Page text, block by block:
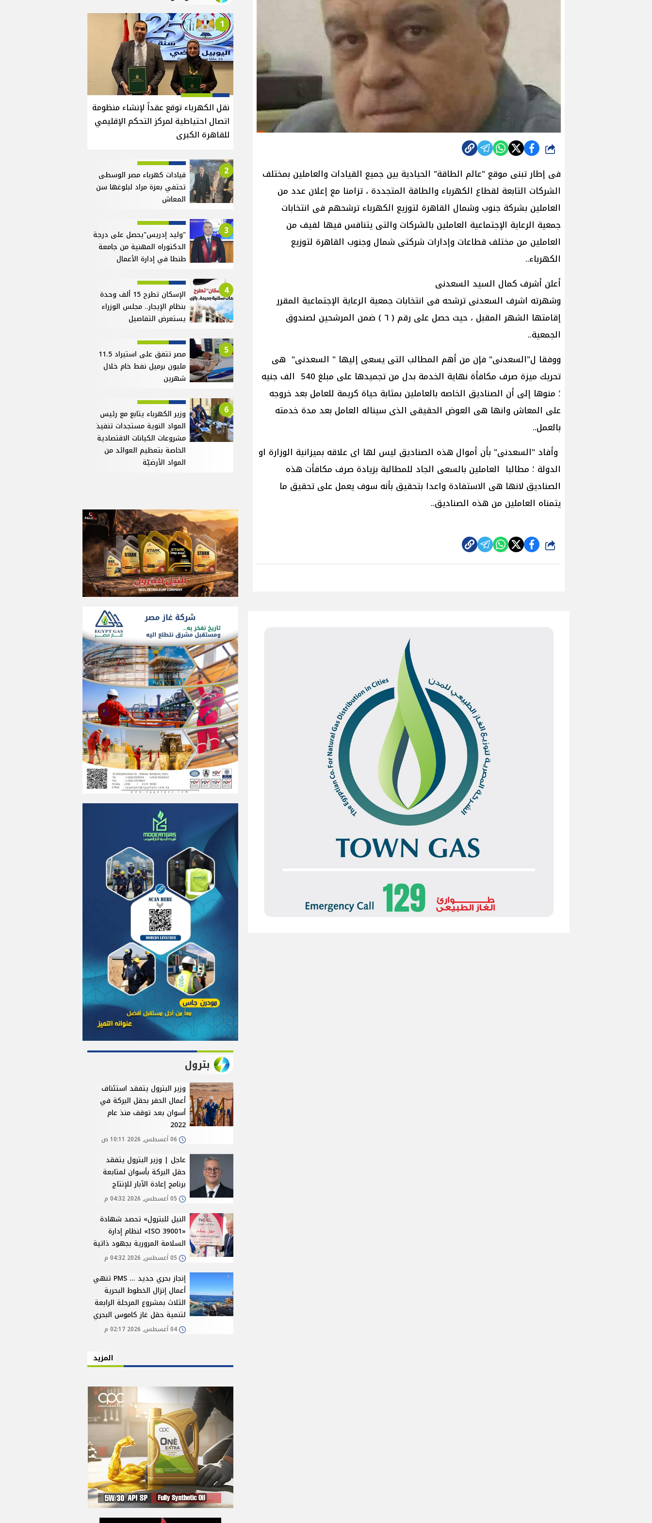
شارك
فى إطار تبنى موقع "عالم الطاقة" الحيادية بين جميع القيادات والعاملين بمختلف
الشركات التابعة لقطاع الكهرباء والطاقة المتجددة ، تزامنا مع إعلان عدد من
العاملين بشركة جنوب وشمال القاهرة لتوزيع الكهرباء ترشحهم فى انتخابات
جمعية الرعاية الإجتماعية العاملين بالشركات والتى يتنافس فيها لفيف من
العاملين من مختلف قطاعات وإدارات شركتى شمال وجنوب القاهرة لتوزيع
الكهرباء..
أعلن أشرف كمال السيد السعدنى
وشهرته اشرف السعدنى ترشحه فى انتخابات جمعية الرعاية الإجتماعية المقرر
إقامتها الشهر المقبل ، حيث حصل على رقم ( ٦ ) ضمن المرشحين لصندوق
الجمعية..
ووفقا ل"السعدنى" فإن من أهم المطالب التى يسعى إليها " السعدنى" هى
تحريك ميزة صرف مكافأة نهاية الخدمة بدل من تجميدها على مبلغ 540 الف جنيه
؛ منوها إلى أن الصناديق الخاصه بالعاملين بمثابة حياة كريمة للعامل بعد خروجه
على المعاش وانها هى العوض الحقيقى الذى سيناله العامل بعد مدة خدمته
بالعمل..
وأفاد "السعدنى" بأن أموال هذه الصناديق ليس لها اى علاقه بميزانية الوزارة او
الدولة ؛ مطالبا العاملين بالسعى الجاد للمطالبة بزيادة صرف مكافأت هذه
الصناديق لانها هى الاستفادة واعدا بتحقيق بأنه سوف يعمل على تحقيق ما
يتمناه العاملين من هذه الصناديق..
شارك
1
نقل الكهرباء توقع عقداً لإنشاء منظومة
اتصال احتياطية لمركز التحكم الإقليمي
للقاهرة الكبرى
2
قيادات كهرباء مصر الوسطى
تحتفي بعزة مراد لبلوغها سن
المعاش
3
"وليد إدريس"يحصل على درجة
الدكتوراه المهنية من جامعة
طنطا في إدارة الأعمال
4
الإسكان تطرح 15 ألف وحدة
بنظام الإيجار.. مجلس الوزراء
يستعرض التفاصيل
5
مصر تتفق على استيراد 11.5
مليون برميل نفط خام خلال
شهرين
6
وزير الكهرباء يتابع مع رئيس
المواد النوية مستجدات تنفيذ
مشروعات الكيانات الاقتصادية
الخاصة بتعظيم العوائد من
المواد الأرضيّة
بترول
وزير البترول يتفقد استئناف
أعمال الحفر بحقل البركة في
أسوان بعد توقف منذ عام
2022
06 أغسطس, 2026 10:11 ص
عاجل | وزير البترول يتفقد
حقل البركة بأسوان لمتابعة
برنامج إعادة الآبار للإنتاج
05 أغسطس, 2026 04:32 م
النيل للبترول» تحصد شهادة
«ISO 39001» لنظام إدارة
السلامة المرورية بجهود ذاتية
05 أغسطس, 2026 04:32 م
إنجاز بحري جديد ... PMS تنهي
أعمال إنزال الخطوط البحرية
الثلاث بمشروع المرحلة الرابعة
لتنمية حقل غاز كاموس البحري
04 أغسطس, 2026 02:17 م
المزيد